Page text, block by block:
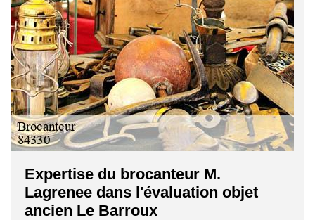
Expertise du brocanteur M.
Lagrenee dans l'évaluation objet
ancien Le Barroux